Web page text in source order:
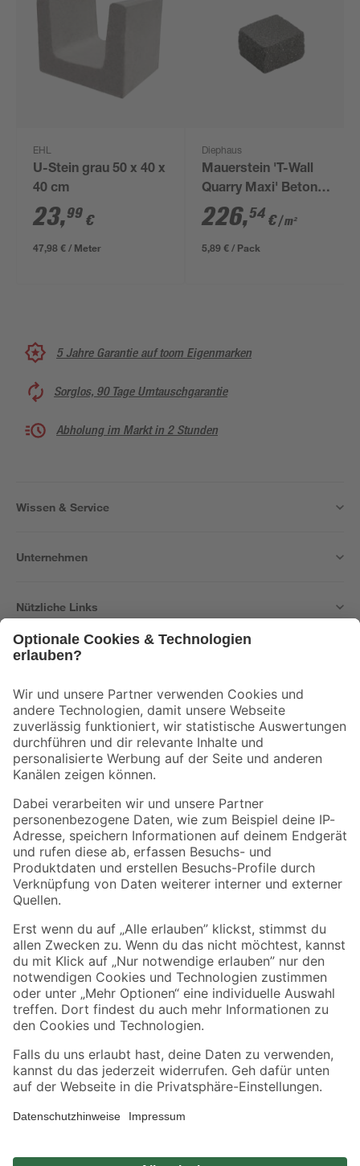
EHL
U-Stein grau 50 x 40 x
40 cm
23,99 €
47,98 € / Meter
Diephaus
Mauerstein 'T-Wall
Quarry Maxi' Beton
schwarz 21 x 21 x
12,5 cm
226,54 €/ m²
5,89 € / Pack
5 Jahre Garantie auf toom Eigenmarken
Sorglos, 90 Tage Umtauschgarantie
Abholung im Markt in 2 Stunden
Wissen & Service
Unternehmen
Nützliche Links
Der toom Newsletter: Keine Angebote und Aktionen mehr verpassen!
Zur Newsletter Anmeldung
Folge uns
Zahlungsarten Versandarten
Sicher einkaufen
Jetzt die toom-App herunterladen
Alle Preisangaben in EUR inkl. gesetzl. MwSt.. Die dargestellten Angebote sind unter
Umständen nicht in allen Märkten verfügbar. Die angegebenen Verfügbarkeiten beziehen
Produkte nur solange der Vorrat reicht.
*Paketversand ab 59 € versandkostenfrei, gilt nicht für Artikel mit Speditionsversand, hier